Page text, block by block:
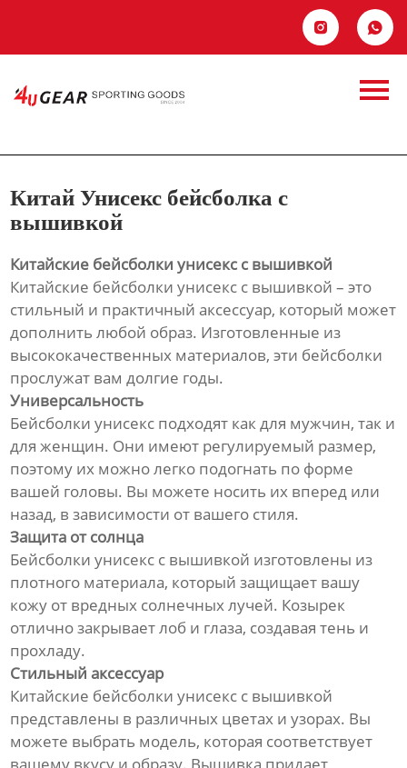
 
Контакты
Китай Унисекс
бейсболка с
вышивкой
Китай Унисекс бейсболка с
вышивкой
Китайские бейсболки унисекс с вышивкой
Китайские бейсболки унисекс с вышивкой – это
стильный и практичный аксессуар, который может
дополнить любой образ. Изготовленные из
высококачественных материалов, эти бейсболки
прослужат вам долгие годы.
Универсальность
Бейсболки унисекс подходят как для мужчин, так и
для женщин. Они имеют регулируемый размер,
поэтому их можно легко подогнать по форме
вашей головы. Вы можете носить их вперед или
назад, в зависимости от вашего стиля.
Защита от солнца
Бейсболки унисекс с вышивкой изготовлены из
плотного материала, который защищает вашу
кожу от вредных солнечных лучей. Козырек
отлично закрывает лоб и глаза, создавая тень и
прохладу.
Стильный аксессуар
Китайские бейсболки унисекс с вышивкой
представлены в различных цветах и узорах. Вы
можете выбрать модель, которая соответствует